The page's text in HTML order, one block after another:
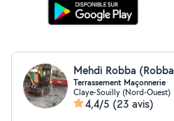
Mehdi Robba
Terrassement Maçonnerie
Claye-Souilly (Nord-Ouest)
4,4/5 (23 avis)